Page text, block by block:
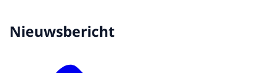
Nieuwsbericht